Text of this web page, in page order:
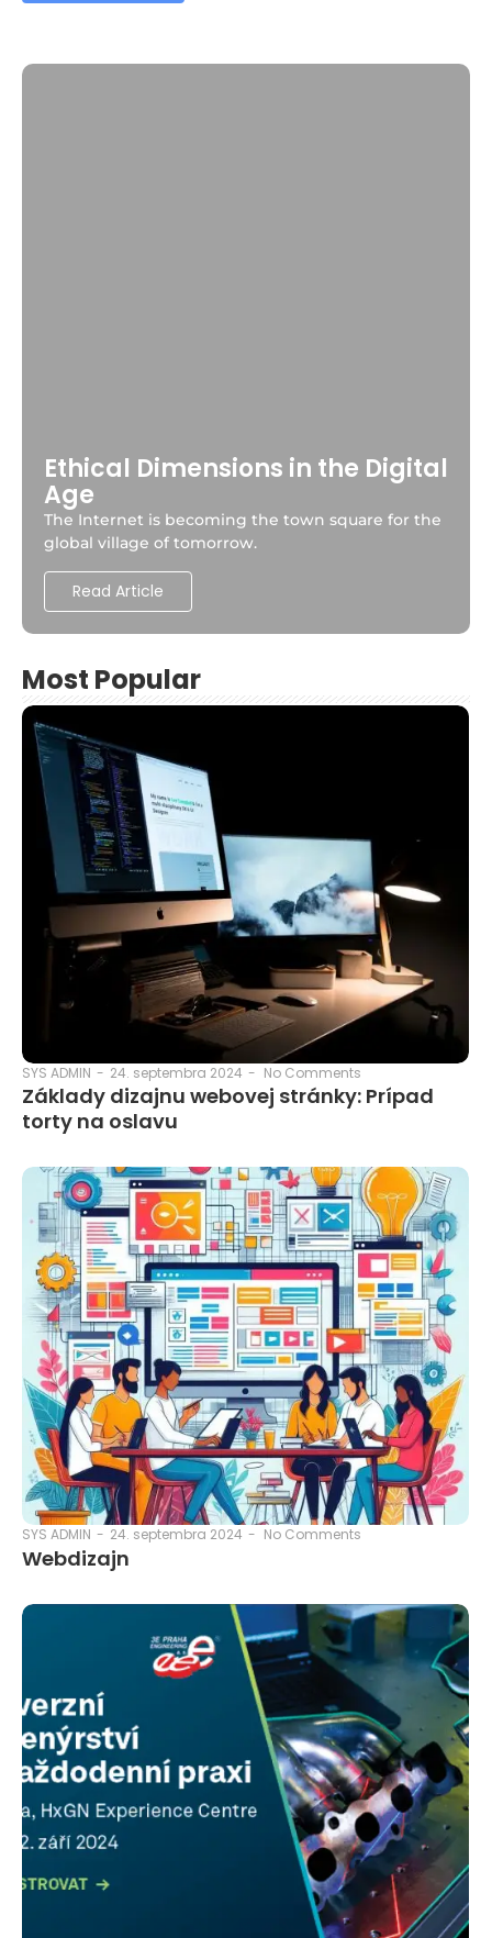
Ethical Dimensions in the Digital
Age
The Internet is becoming the town square for the
global village of tomorrow.
Read Article
Most Popular
SYS ADMIN - 24. septembra 2024 - No Comments
Základy dizajnu webovej stránky: Prípad
torty na oslavu
SYS ADMIN - 24. septembra 2024 - No Comments
Webdizajn